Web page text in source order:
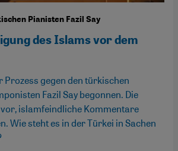
Pianisten Fazil Say
des Islams vor dem
gegen den türkischen
Fazil Say begonnen. Die
islamfeindliche Kommentare
Wie steht es in der Türkei in Sachen